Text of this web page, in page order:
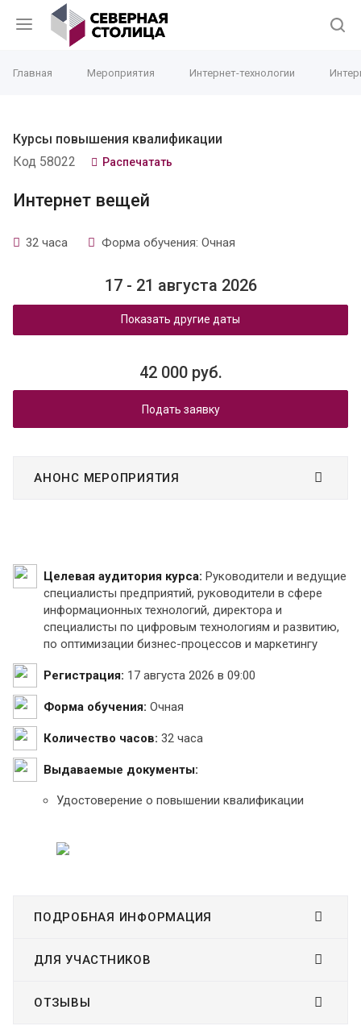
Главная Мероприятия Интернет-технологии
Курсы повышения квалификации
Код 58022
Распечатать
Интернет вещей
32 часа Форма обучения: Очная
17 - 21 августа 2026
Показать другие даты
42 000 руб.
Подать заявку
АНОНС МЕРОПРИЯТИЯ
Целевая аудитория курса: Руководители и ведущие
специалисты предприятий, руководители в сфере
информационных технологий, директора и
специалисты по цифровым технологиям и развитию,
по оптимизации бизнес-процессов и маркетингу
Регистрация: 17 августа 2026 в 09:00
Форма обучения: Очная
Количество часов: 32 часа
Выдаваемые документы:
Удостоверение о повышении квалификации
ПОДРОБНАЯ ИНФОРМАЦИЯ
ДЛЯ УЧАСТНИКОВ
ОТЗЫВЫ